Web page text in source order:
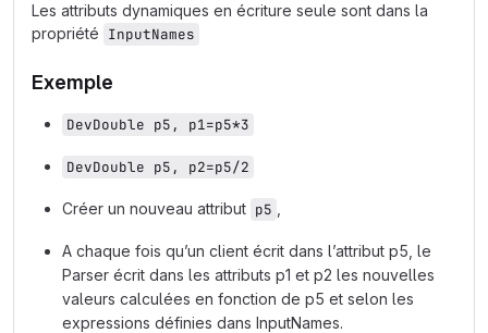
Les attributs dynamiques en écriture seule sont dans la
propriété InputNames
Exemple
DevDouble p5, p1=p5*3
DevDouble p5, p2=p5/2
Créer un nouveau attribut p5
A chaque fois qu’un client écrit dans l’attribut p5, le
Parser écrit dans les attributs p1 et p2 les nouvelles
valeurs calculées en fonction de p5 et selon les
expressions définies dans InputNames.